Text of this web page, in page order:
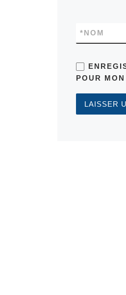
NOM
*
POUR